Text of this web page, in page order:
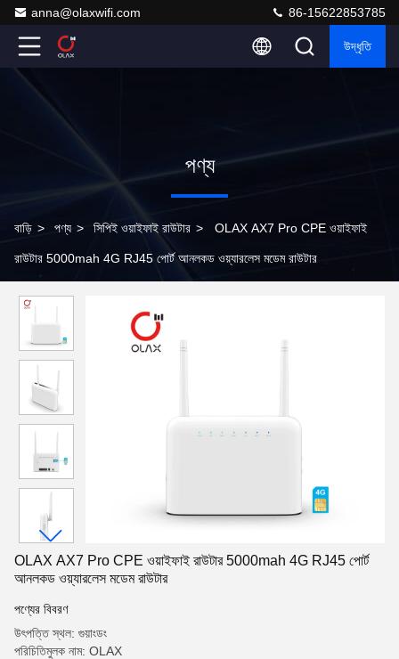
anna@olaxwifi.com 86-15622853785
উদ্ধৃতি
পণ্য
বাড়ি > পণ্য > সিপিই ওয়াইফাই রাউটার > OLAX AX7 Pro CPE ওয়াইফাই
রাউটার 5000mah 4G RJ45 পোর্ট আনলকড ওয়্যারলেস মডেম রাউটার
OLAX AX7 Pro CPE ওয়াইফাই রাউটার 5000mah 4G RJ45 পোর্ট
আনলকড ওয়্যারলেস মডেম রাউটার
পণ্যের বিবরণ
উৎপত্তি স্থল: গুয়াংডং
পরিচিতিমুলক নাম: OLAX